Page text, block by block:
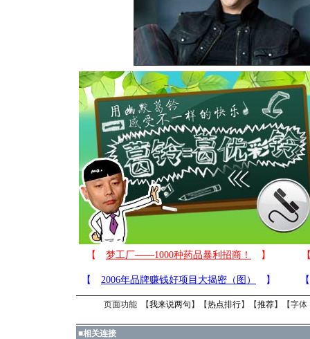
页面功能 【我来说两句 】【热点排行】【推荐】【字体
■相关连接